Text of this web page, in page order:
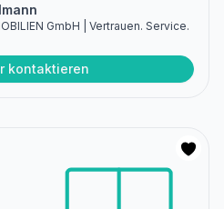
GmbH | Vertrauen. Service.
kontaktieren